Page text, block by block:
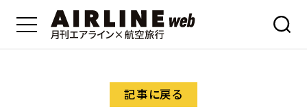
記事に戻る